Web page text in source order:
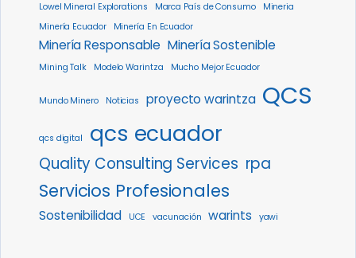
Lowel Mineral Explorations
Marca País de Consumo
Mineria
Minería Ecuador
Minería En Ecuador
Minería Responsable Minería Sostenible
Mining Talk Modelo Warintza Mucho Mejor Ecuador
Mundo Minero Noticias proyecto warintza QCS
qcs digital qcs ecuador
Quality Consulting Services rpa
Servicios Profesionales
Sostenibilidad UCE vacunación warints yawi